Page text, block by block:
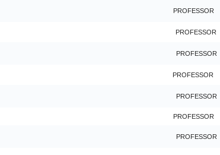
PROFESSOR
PROFESSOR
PROFESSOR
PROFESSOR
PROFESSOR
PROFESSOR
PROFESSOR